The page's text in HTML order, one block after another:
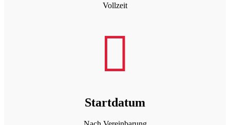
Vollzeit

Startdatum